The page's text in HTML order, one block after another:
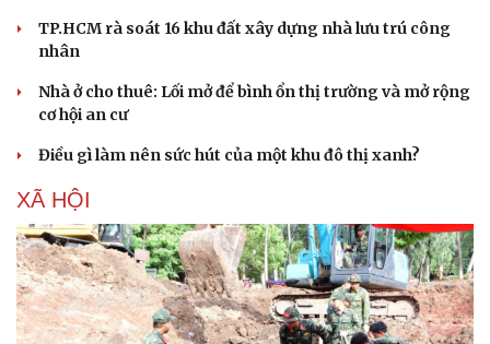
TP.HCM rà soát 16 khu đất xây dựng nhà lưu trú công
nhân
Nhà ở cho thuê: Lối mở để bình ổn thị trường và mở rộng
cơ hội an cư
Điều gì làm nên sức hút của một khu đô thị xanh?
XÃ HỘI